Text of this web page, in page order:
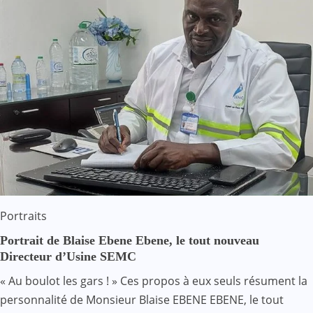
Portraits
Portrait de Blaise Ebene Ebene, le tout nouveau
Directeur d’Usine SEMC
« Au boulot les gars ! » Ces propos à eux seuls résument la
personnalité de Monsieur Blaise EBENE EBENE, le tout